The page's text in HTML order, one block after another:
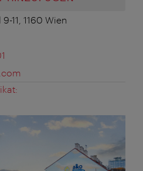
11, 1160 Wien